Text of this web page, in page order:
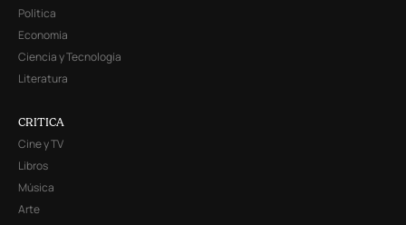
Política
Economía
Ciencia y Tecnología
Literatura
CRITICA
Cine y TV
Libros
Música
Arte